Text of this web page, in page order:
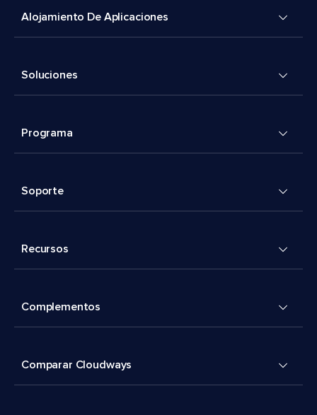
Alojamiento De Aplicaciones
Soluciones
Programa
Soporte
Recursos
Complementos
Comparar Cloudways